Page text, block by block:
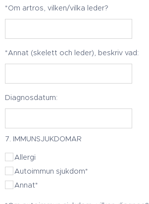
*Om artros, vilken/vilka leder?
*Annat (skelett och leder), beskriv vad:
Diagnosdatum:
7. IMMUNSJUKDOMAR
Allergi
Autoimmun sjukdom*
Annat*